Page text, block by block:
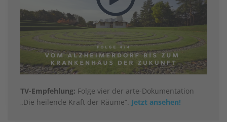
TV-Empfehlung: Folge vier der arte-Dokumentation
„Die heilende Kraft der Räume“. Jetzt ansehen!